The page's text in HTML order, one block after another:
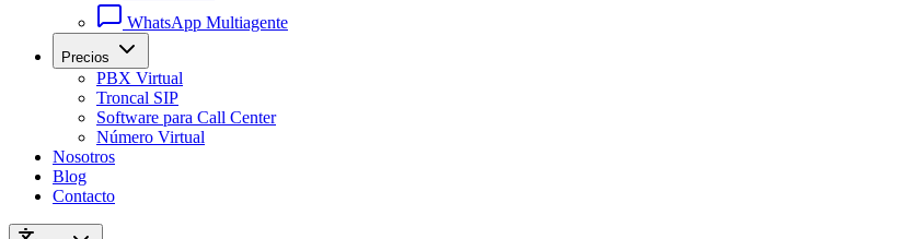
WhatsApp Multiagente
Precios
PBX Virtual
Troncal SIP
Software para Call Center
Número Virtual
Nosotros
Blog
Contacto